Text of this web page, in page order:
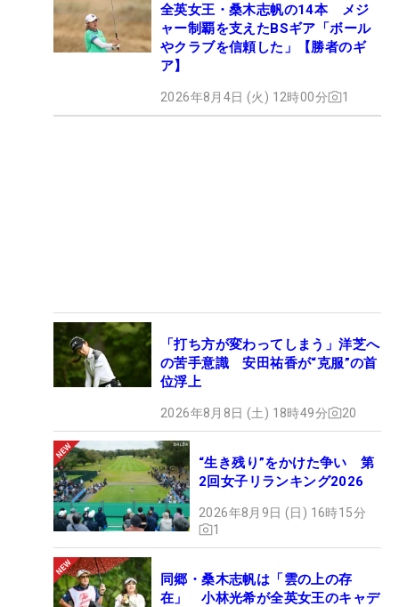
全英女王・桑木志帆の14本 メジ
ャー制覇を支えたBSギア「ボール
やクラブを信頼した」【勝者のギ
ア】
2026年8月4日 (火) 12時00分 1
「打ち方が変わってしまう」洋芝へ
の苦手意識 安田祐香が“克服”の首
位浮上
2026年8月8日 (土) 18時49分 20
“生き残り”をかけた争い 第
2回女子リランキング2026
2026年8月9日 (日) 16時15分
1
同郷・桑木志帆は「雲の上の存
在」 小林光希が全英女王のキャデ